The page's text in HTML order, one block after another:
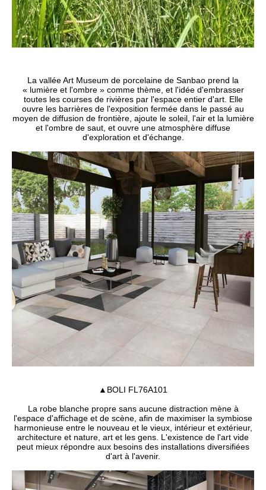
La vallée Art Museum de porcelaine de Sanbao prend la
« lumière et l'ombre » comme thème, et l'idée d'embrasser
toutes les courses de rivières par l'espace entier d'art. Elle
ouvre les barrières de l'exposition fermée dans le passé au
moyen de diffusion de frontière, ajoute le soleil, l'air et la lumière
et l'ombre de saut, et ouvre une atmosphère diffuse
d'exploration et d'échange.
▲BOLI FL76A101
La robe blanche propre sans aucune distraction mène à
l'espace d'affichage et de scène, afin de maximiser la symbiose
harmonieuse entre le nouveau et le vieux, intérieur et extérieur,
architecture et nature, art et les gens. L'existence de l'art vide
peut mieux répondre aux besoins des installations diversifiées
d'art à l'avenir.